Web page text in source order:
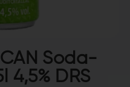
Soda-
4,5% DRS